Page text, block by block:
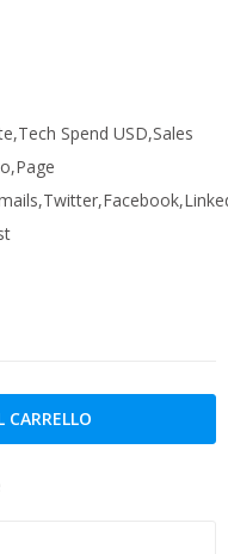
Spend USD,Sales
CARRELLO